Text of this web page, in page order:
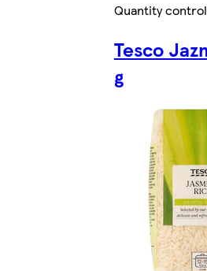
Quantity
Tesco
g